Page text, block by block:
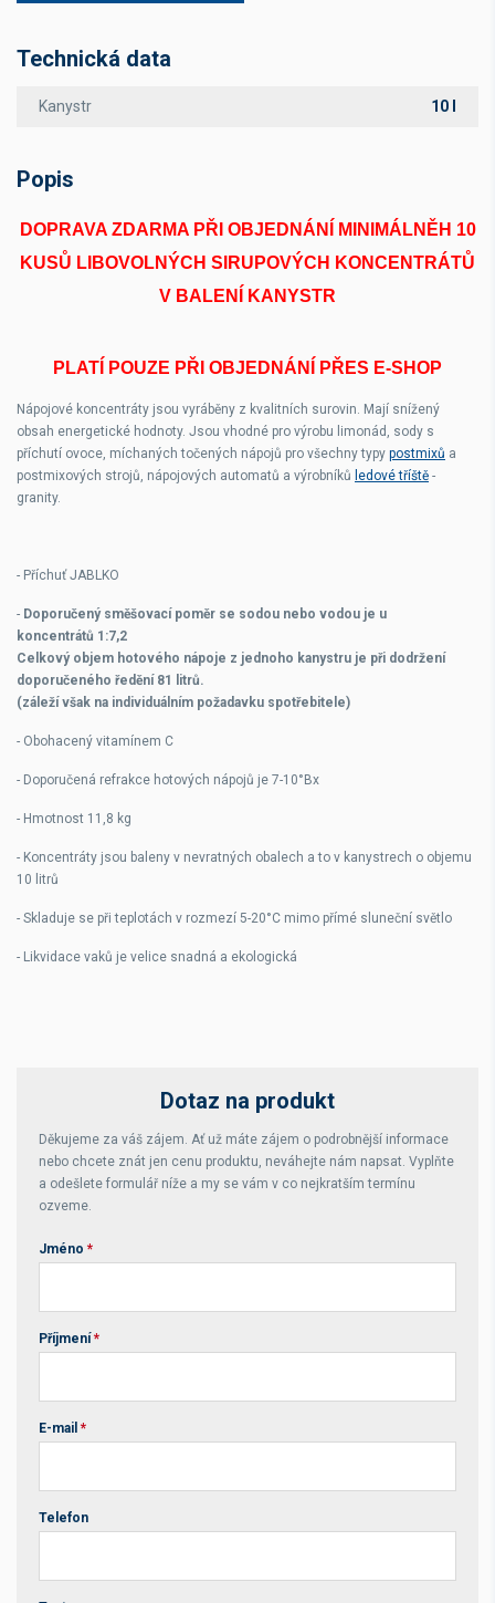
Technická data
Kanystr 10 l
Popis
DOPRAVA ZDARMA PŘI OBJEDNÁNÍ MINIMÁLNĚH 10
KUSŮ LIBOVOLNÝCH SIRUPOVÝCH KONCENTRÁTŮ
V BALENÍ KANYSTR
PLATÍ POUZE PŘI OBJEDNÁNÍ PŘES E-SHOP
Nápojové koncentráty jsou vyráběny z kvalitních surovin. Mají snížený
obsah energetické hodnoty. Jsou vhodné pro výrobu limonád, sody s
příchutí ovoce, míchaných točených nápojů pro všechny typy postmixů a
postmixových strojů, nápojových automatů a výrobníků ledové tříště -
granity.
- Příchuť JABLKO
- Doporučený směšovací poměr se sodou nebo vodou je u
koncentrátů 1:7,2
Celkový objem hotového nápoje z jednoho kanystru je při dodržení
doporučeného ředění 81 litrů.
(záleží však na individuálním požadavku spotřebitele)
- Obohacený vitamínem C
- Doporučená refrakce hotových nápojů je 7-10°Bx
- Hmotnost 11,8 kg
- Koncentráty jsou baleny v nevratných obalech a to v kanystrech o objemu
10 litrů
- Skladuje se při teplotách v rozmezí 5-20°C mimo přímé sluneční světlo
- Likvidace vaků je velice snadná a ekologická
Dotaz na produkt
Děkujeme za váš zájem. Ať už máte zájem o podrobnější informace
nebo chcete znát jen cenu produktu, neváhejte nám napsat. Vyplňte
a odešlete formulář níže a my se vám v co nejkratším termínu
ozveme.
Jméno *
Příjmení *
E-mail *
Telefon